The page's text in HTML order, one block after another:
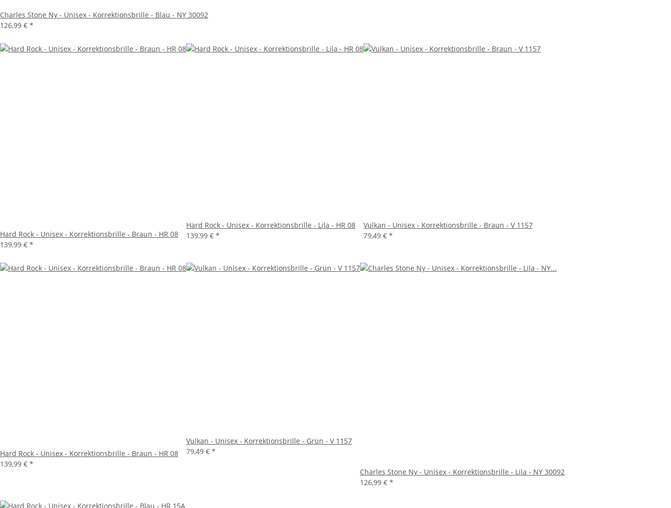
Charles Stone Ny - Unisex - Korrektionsbrille - Blau - NY 30092
126,99 € *
Hard Rock - Unisex - Korrektionsbrille - Braun - HR 08
139,99 € *
Hard Rock - Unisex - Korrektionsbrille - Lila - HR 08
139,99 € *
Vulkan - Unisex - Korrektionsbrille - Braun - V 1157
79,49 € *
Hard Rock - Unisex - Korrektionsbrille - Braun - HR 08
139,99 € *
Vulkan - Unisex - Korrektionsbrille - Grün - V 1157
79,49 € *
Charles Stone Ny - Unisex - Korrektionsbrille - Lila - NY 30092
126,99 € *